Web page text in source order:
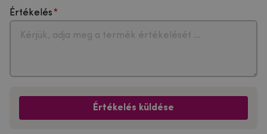
Értékelés
Értékelés küldése